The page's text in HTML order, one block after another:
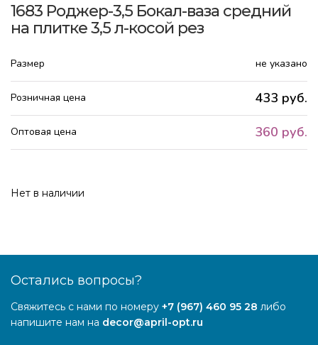
1683 Роджер-3,5 Бокал-ваза средний
на плитке 3,5 л-косой рез
Размер не указано
Розничная цена 433 руб.
Оптовая цена 360 руб.
Нет в наличии
Остались вопросы?
Свяжитесь с нами по номеру +7 (967) 460 95 28 либо
напишите нам на decor@april-opt.ru